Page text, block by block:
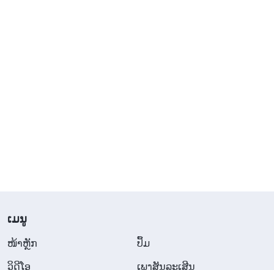
​ເມ​ນູ
​ໜ້າຫຼັກ
ປຶ້ມ
ວິ​ດີ​ໂອ
ເພງສັນລະເສີນ